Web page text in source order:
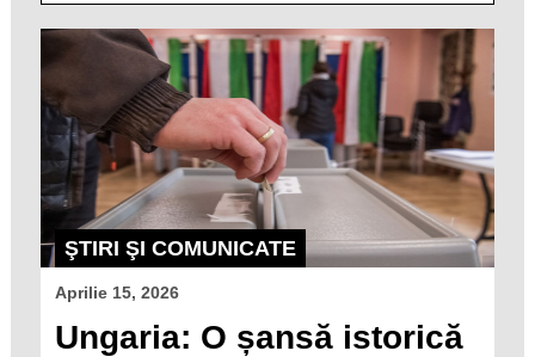
ŞTIRI ŞI COMUNICATE
Aprilie 15, 2026
Ungaria: O șansă istorică